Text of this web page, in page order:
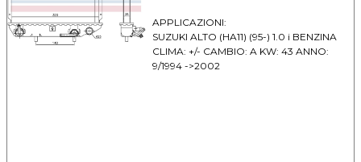
APPLICAZIONI:
SUZUKI ALTO (HA11) (95-) 1.0 i BENZINA
CLIMA: +/- CAMBIO: A KW: 43 ANNO:
9/1994 ->2002